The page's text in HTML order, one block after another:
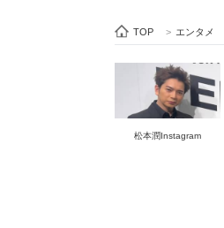
ビジネスと働
TOP > エンタメ
松本潤Instagram